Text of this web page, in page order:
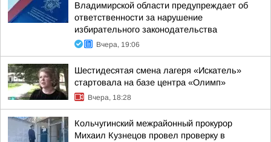
Владимирской области предупреждает об
ответственности за нарушение
избирательного законодательства
Вчера, 19:06
Шестидесятая смена лагеря «Искатель»
стартовала на базе центра «Олимп»
Вчера, 18:28
Кольчугинский межрайонный прокурор
Михаил Кузнецов провел проверку в